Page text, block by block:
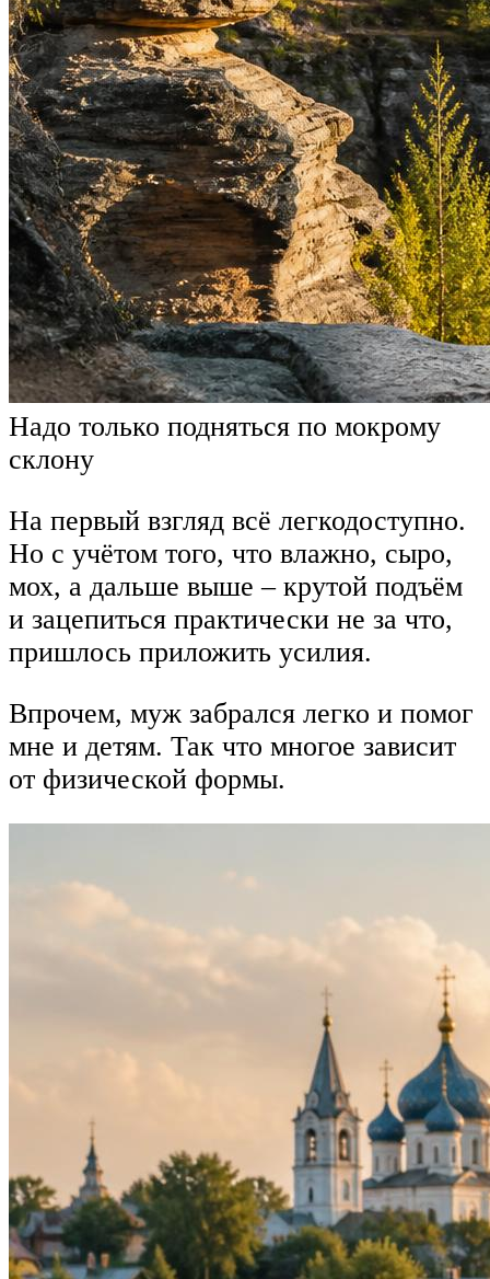
Надо только подняться по мокрому
склону
На первый взгляд всё легкодоступно.
Но с учётом того, что влажно, сыро,
мох, а дальше выше – крутой подъём
и зацепиться практически не за что,
пришлось приложить усилия.
Впрочем, муж забрался легко и помог
мне и детям. Так что многое зависит
от физической формы.